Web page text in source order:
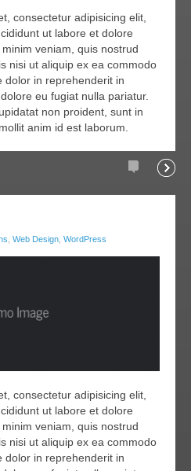
consectetur adipisicing elit,
ut labore et dolore
veniam, quis nostrud
nisi ut aliquip ex ea commodo
dolor in reprehenderit in
eu fugiat nulla pariatur.
non proident, sunt in
anim id est laborum.
Comments
Web Design WordPress
consectetur adipisicing elit,
ut labore et dolore
veniam, quis nostrud
nisi ut aliquip ex ea commodo
dolor in reprehenderit in